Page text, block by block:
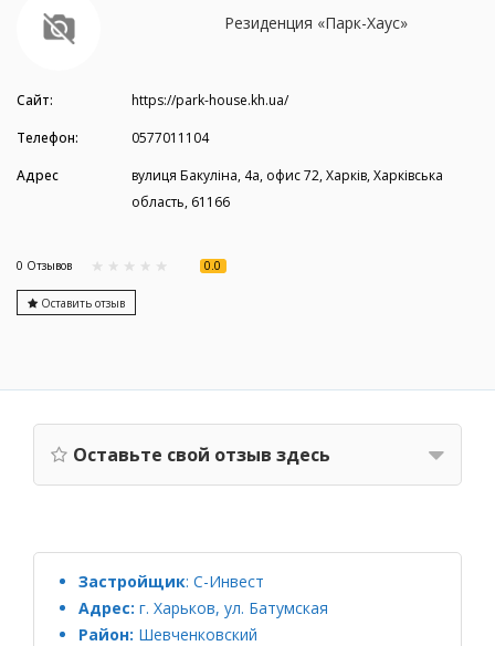
Резиденция «Парк-Хаус»
Сайт:
https://park-house.kh.ua/
Телефон:
0577011104
Адрес
вулиця Бакуліна, 4а, офис 72, Харків, Харківська
область, 61166
0 Отзывов 0.0
Оставить отзыв
Оставьте свой отзыв здесь
Застройщик: С-Инвест
Адрес: г. Харьков, ул. Батумская
Район: Шевченковский